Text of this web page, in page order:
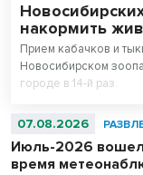
накормить
Прием кабачков и
Новосибирском
городе в 14-й раз.
07.08.2026
Июль-2026 вошел
время